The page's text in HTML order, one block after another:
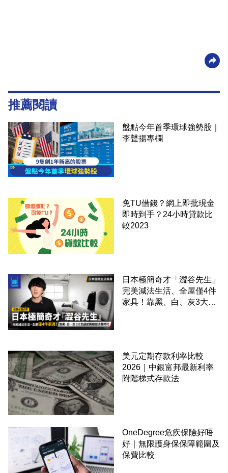
推薦閱讀
盤點今年首季環球強勢股｜
李聲揚專欄
免TU借錢？網上即批現金
即時到手？24小時貸款比
較2023
日本極簡奇才「澀谷先生」
完美減法生活、全屋僅4件
家具！靠黑、白、灰3大色
美元定期存款利率比較
2026｜中銀富邦最新利率
附階梯式存款法
OneDegree危疾保險好唔
好｜無限護身保保障範圍及
保費比較